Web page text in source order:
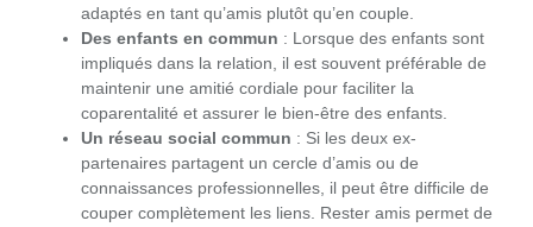
adaptés en tant qu’amis plutôt qu’en couple.
Des enfants en commun : Lorsque des enfants sont
impliqués dans la relation, il est souvent préférable de
maintenir une amitié cordiale pour faciliter la
coparentalité et assurer le bien-être des enfants.
Un réseau social commun : Si les deux ex-
partenaires partagent un cercle d’amis ou de
connaissances professionnelles, il peut être difficile de
couper complètement les liens. Rester amis permet de